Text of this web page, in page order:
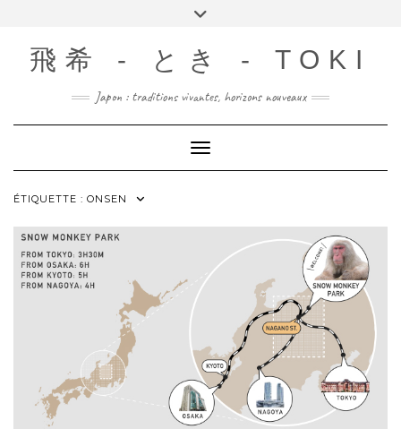
content飛希 - とき - TOKI
Japon : traditions vivantes, horizons nouveaux
Toggle Navigation
ÉTIQUETTE : ONSEN